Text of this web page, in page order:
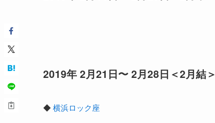
2019年 2月21日〜 2月28日＜2月結＞
◆横浜ロック座